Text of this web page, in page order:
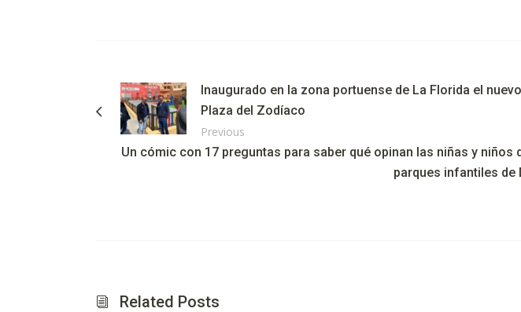
Inaugurado en la zona portuense de La Florida el
Plaza del Zodíaco
Previous
Un cómic con 17 preguntas para saber qué opinan las niñas y niños
parques infantiles de
Related Posts